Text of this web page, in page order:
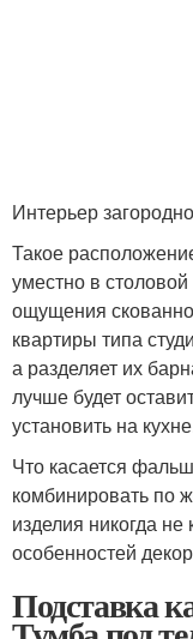
Интерьер
Такое
уместно в
ощущения
квартиры типа
а разделяет их
лучше будет
установить на
Что касается
комбинировать по
изделия никогда
особенностей
Подставка